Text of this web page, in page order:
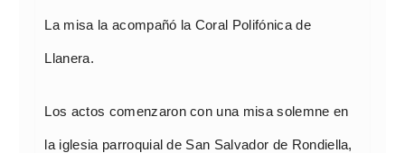
La misa la acompañó la Coral Polifónica de
Llanera.
Los actos comenzaron con una misa solemne en
la iglesia parroquial de San Salvador de Rondiella,